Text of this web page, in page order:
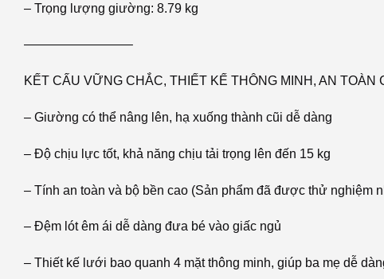
– Trọng lượng giường: 8.79 kg
————————–
KẾT CẤU VỮNG CHẮC, THIẾT KẾ THÔNG MINH, AN TOÀN
– Giường có thể nâng lên, hạ xuống thành cũi dễ dàng
– Độ chịu lực tốt, khả năng chịu tải trọng lên đến 15 kg
– Tính an toàn và bộ bền cao (Sản phẩm đã được thử nghiệm
– Đệm lót êm ái dễ dàng đưa bé vào giấc ngủ
– Thiết kế lưới bao quanh 4 mặt thông minh, giúp ba mẹ dễ